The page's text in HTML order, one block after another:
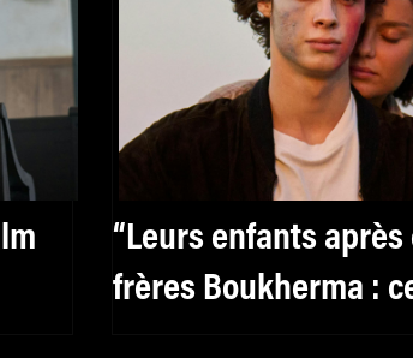
“Leurs enfants après
frères Boukherma :